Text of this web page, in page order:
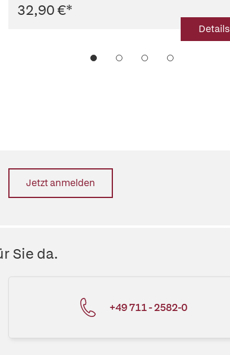
32,90 €*
Details
Jetzt anmelden
Sie da.
+49 711 - 2582-0